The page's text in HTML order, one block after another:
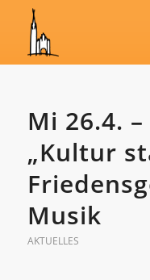
Mi 26.4.
„Kultur
Musik
AKTUELLES